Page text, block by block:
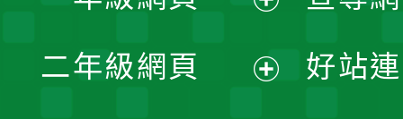
開
二年級網頁
好站